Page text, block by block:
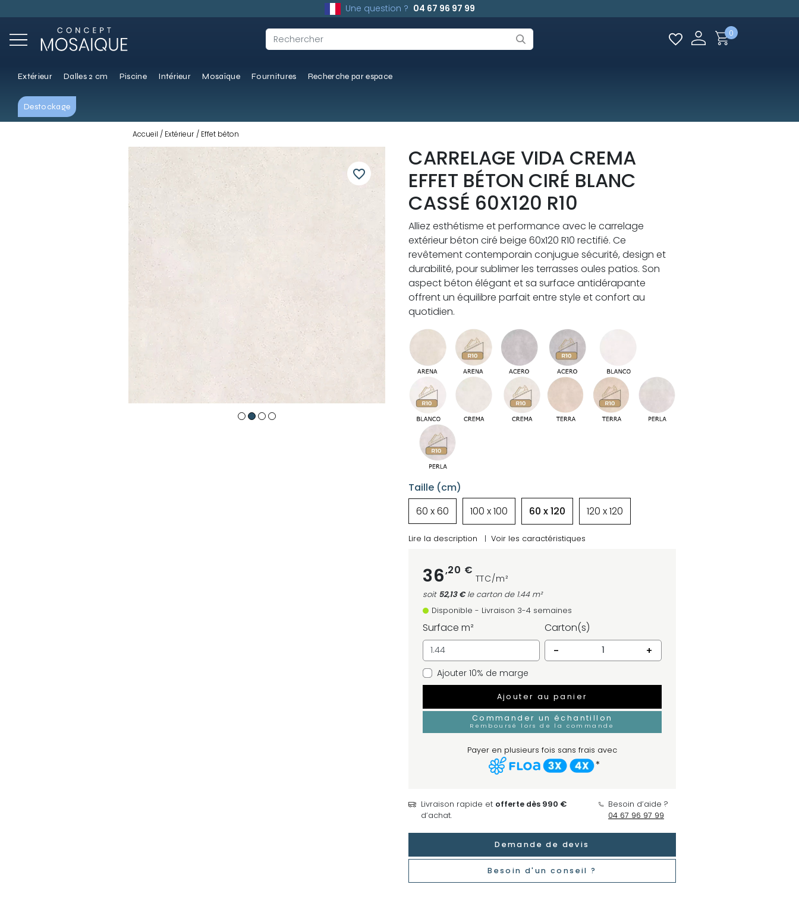
Une question ? 04 67 96 97 99
Extérieur Dalles 2 cm Piscine Intérieur Mosaïque Fournitures Recherche par espace
Destockage
0
Accueil Extérieur Effet béton
favorite_border
CARRELAGE VIDA CREMA
EFFET BÉTON CIRÉ BLANC
CASSÉ 60X120 R10
Alliez esthétisme et performance avec le carrelage
extérieur béton ciré beige 60x120 R10 rectifié. Ce
revêtement contemporain conjugue sécurité, design et
durabilité, pour sublimer les terrasses oules patios. Son
aspect béton élégant et sa surface antidérapante
offrent un équilibre parfait entre style et confort au
quotidien.
Taille (cm)
60 x 60
100 x 100 60 x 120 120 x 120
Lire la description | Voir les caractéristiques
36,20 €
TTC/m²
soit 52,13 €le carton de 1.44 m²
Disponible - Livraison 3-4 semaines
Surface m²
Carton(s)
-
+
Ajouter 10% de marge
Ajouter au panier
Commander un échantillon
Remboursé lors de la commande
Payer en plusieurs fois sans frais avec
*
Livraison rapide et offerte dès 990 €
d’achat.
Besoin d’aide ?
04 67 96 97 99
Demande de devis
Besoin d'un conseil ?